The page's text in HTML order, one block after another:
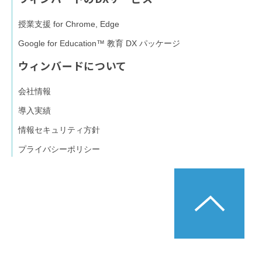
授業支援 for Chrome, Edge
Google for Education™ 教育 DX パッケージ
ウィンバードについて
会社情報
導入実績
情報セキュリティ方針
プライバシーポリシー